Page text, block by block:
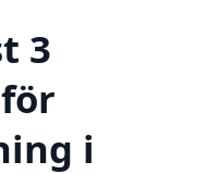
3
i